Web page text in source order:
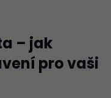
– jak
pro vaši